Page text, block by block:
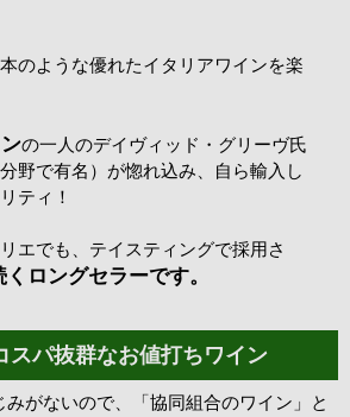
のような優れたイタリアワインを楽
の一人のデイヴィッド・グリーヴ氏
野で有名）が惚れ込み、自ら輸入し
ティ！
エでも、テイスティングで採用さ
ロングセラーです。
スパ抜群なお値打ちワイン
がないので、「協同組合のワイン」と